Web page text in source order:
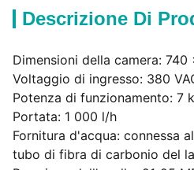
Descrizione Di
Dimensioni della camera:
Voltaggio di ingresso: 380
Potenza di funzionamento: 7
Portata: 1 000 l/h
Fornitura d'acqua: connessa
tubo di fibra di carbonio del